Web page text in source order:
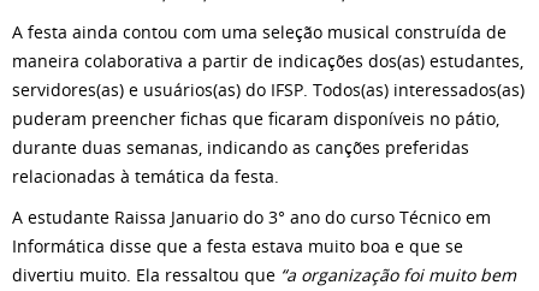
A festa ainda contou com uma seleção musical construída de
maneira colaborativa a partir de indicações dos(as) estudantes,
servidores(as) e usuários(as) do IFSP. Todos(as) interessados(as)
puderam preencher fichas que ficaram disponíveis no pátio,
durante duas semanas, indicando as canções preferidas
relacionadas à temática da festa.
A estudante Raissa Januario do 3° ano do curso Técnico em
Informática disse que a festa estava muito boa e que se
divertiu muito. Ela ressaltou que “a organização foi muito bem